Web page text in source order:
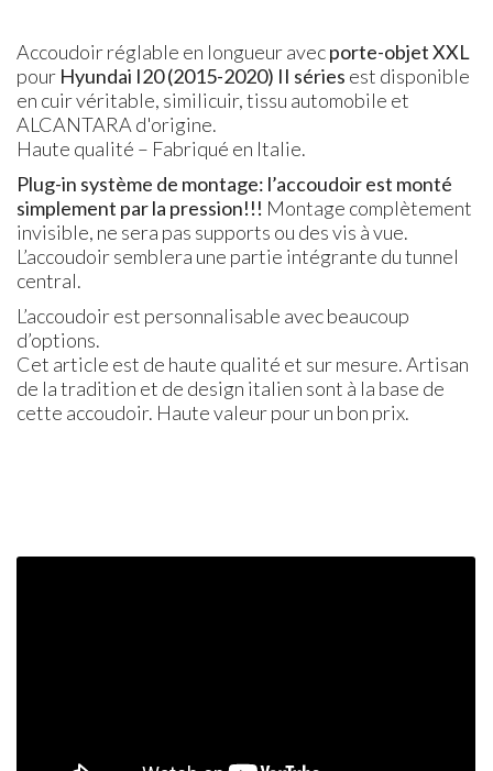
Accoudoir réglable en longueur avecporte-objetXXL
pour Hyundai I20 (2015-2020) II séries est disponible
en cuir véritable, similicuir, tissu automobile et
ALCANTARA d'origine.
Haute qualité – Fabriqué en Italie.
Plug-in système de montage: l’accoudoir est monté
simplement par la pression!!! Montage complètement
invisible, ne sera pas supports ou des vis à vue.
L’accoudoir semblera une partie intégrante du tunnel
central.
L’accoudoir est personnalisable avec beaucoup
d’options.
Cet article est de haute qualité et sur mesure. Artisan
de la tradition et de design italien sont à la base de
cette accoudoir. Haute valeur pour un bon prix.